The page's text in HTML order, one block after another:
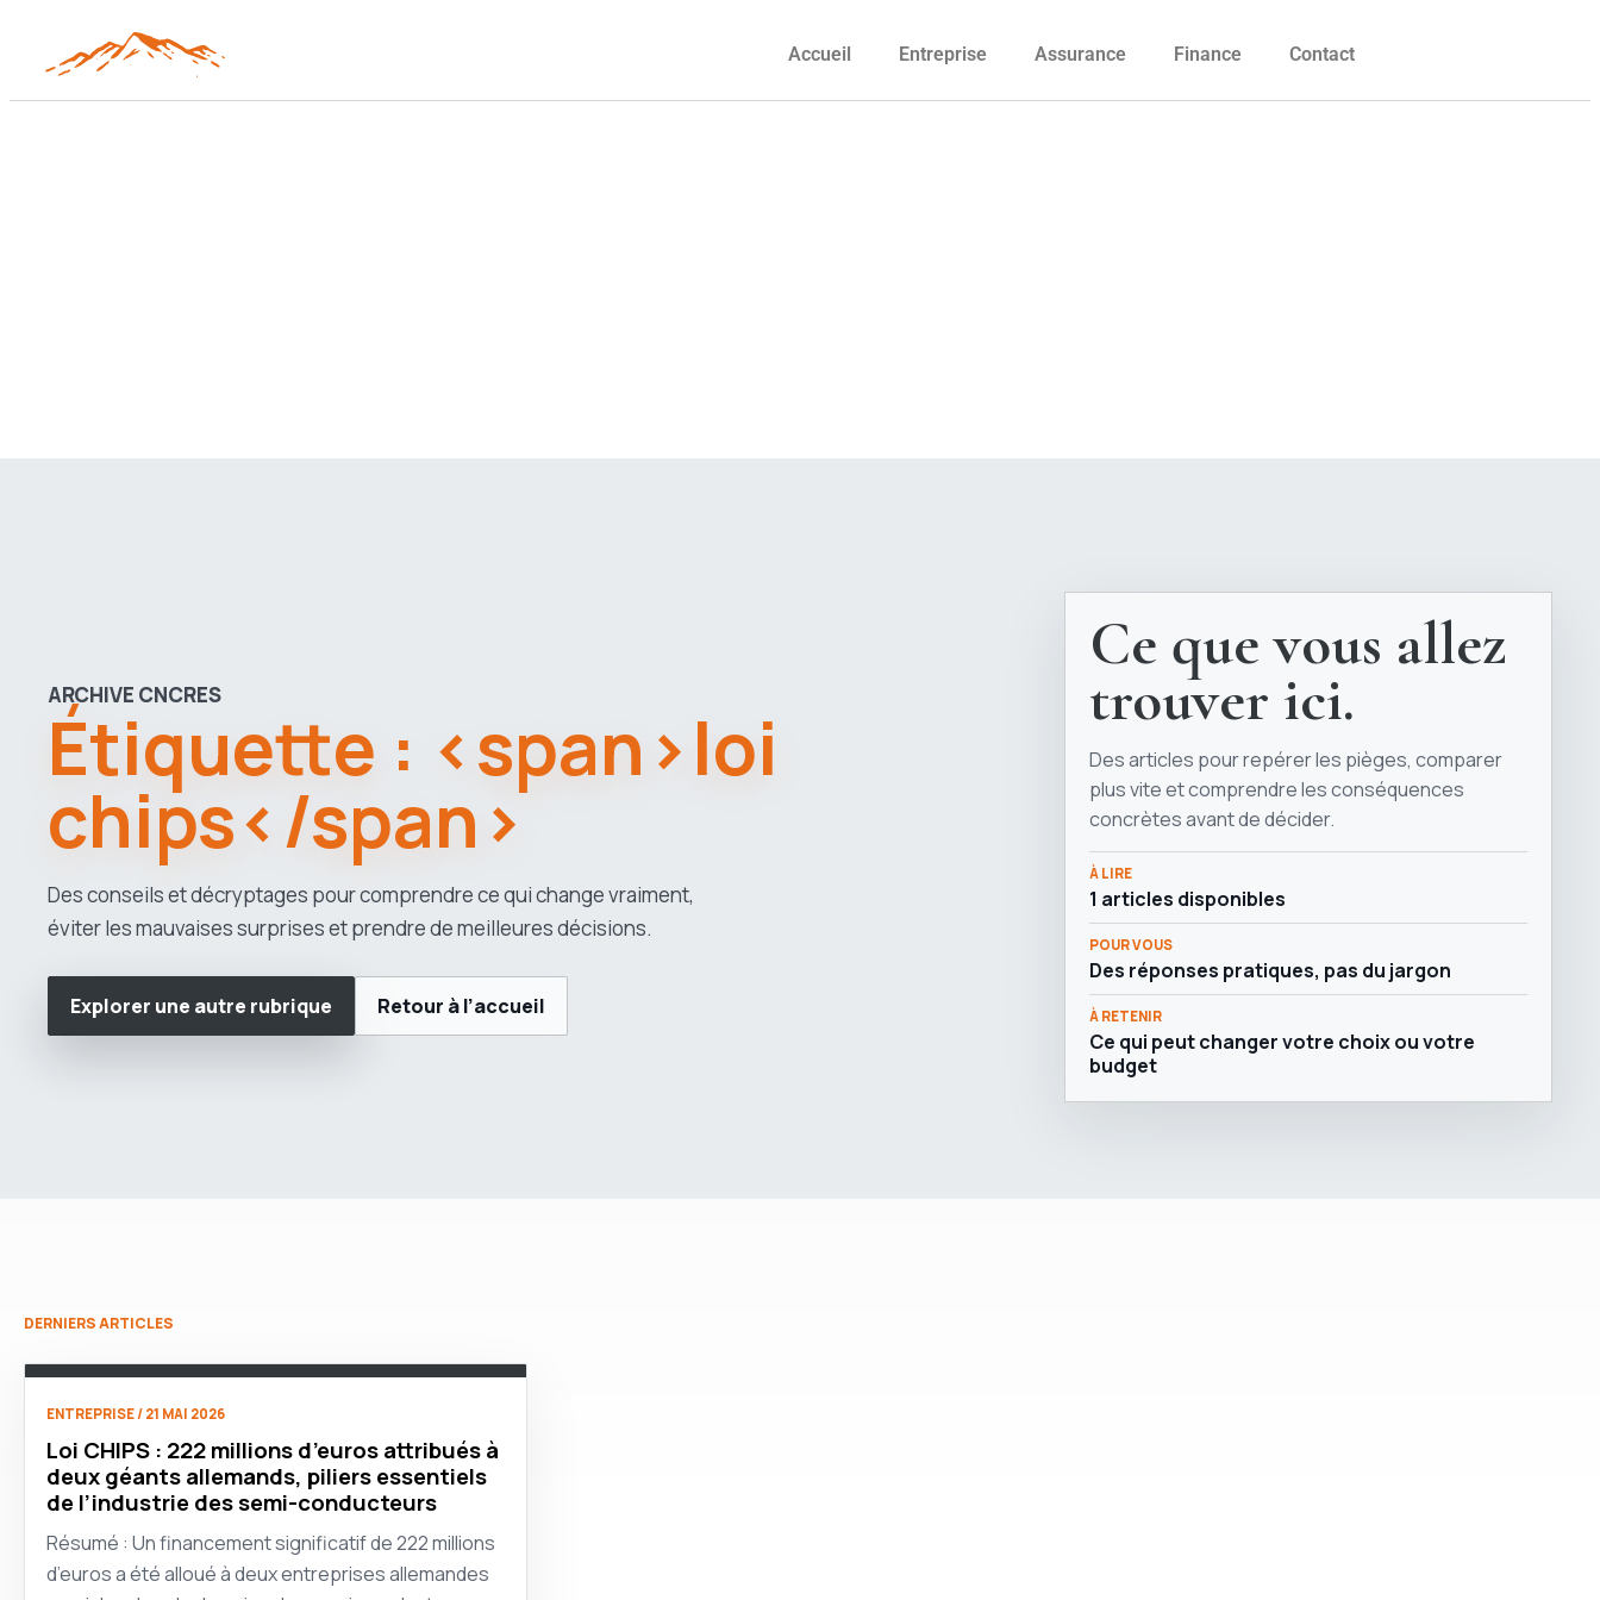
Accueil Entreprise Assurance Finance Contact
ARCHIVE CNCRES
Étiquette : <span>loi
chips</span>
Des conseils et décryptages pour comprendre ce qui change vraiment,
éviter les mauvaises surprises et prendre de meilleures décisions.
Explorer une autre rubrique Retour à l’accueil
Ce que vous allez
trouver ici.
Des articles pour repérer les pièges, comparer
plus vite et comprendre les conséquences
concrètes avant de décider.
À LIRE
1 articles disponibles
POUR VOUS
Des réponses pratiques, pas du jargon
À RETENIR
Ce qui peut changer votre choix ou votre
budget
DERNIERS ARTICLES
ENTREPRISE / 21 MAI 2026
Loi CHIPS : 222 millions d’euros attribués à
deux géants allemands, piliers essentiels
de l’industrie des semi-conducteurs
Résumé : Un financement significatif de 222 millions
d’euros a été alloué à deux entreprises allemandes